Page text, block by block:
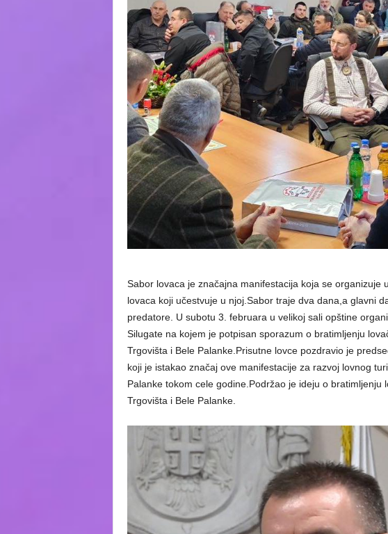
Sabor lovaca je značajna manifestacija koja se organizuje
lovaca koji učestvuje u njoj.Sabor traje dva dana,a glavni
predatore. U subotu 3. februara u velikoj sali opštine
Silugate na kojem je potpisan sporazum o bratimljenju
Trgovišta i Bele Palanke.Prisutne lovce pozdravio je
koji je istakao značaj ove manifestacije za razvoj lovnog
Palanke tokom cele godine.Podržao je ideju o bratimljenju
Trgovišta i Bele Palanke.